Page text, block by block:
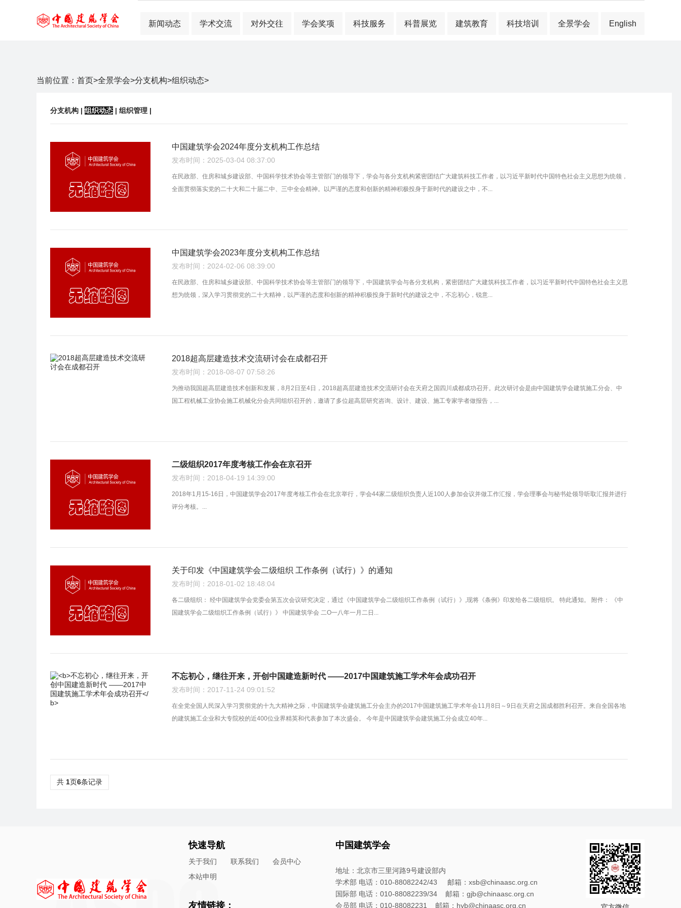
新闻动态 学术交流 对外交往 学会奖项 科技服务 科普展览 建筑教育 科技培训 全景学会 English
当前位置： 首页>全景学会>分支机构>组织动态>
分支机构 | 组织动态 | 组织管理 |
中国建筑学会2024年度分支机构工作总结
发布时间：2025-03-04 08:37:00
在民政部、住房和城乡建设部、中国科学技术协会等主管部门的领导下，学会与各分支机构紧密团结广大建筑科技工作者，以习近平新时代中国特色社会主义思想为统领，
全面贯彻落实党的二十大和二十届二中、三中全会精神。以严谨的态度和创新的精神积极投身于新时代的建设之中，不...
中国建筑学会2023年度分支机构工作总结
发布时间：2024-02-06 08:39:00
在民政部、住房和城乡建设部、中国科学技术协会等主管部门的领导下，中国建筑学会与各分支机构，紧密团结广大建筑科技工作者，以习近平新时代中国特色社会主义思
想为统领，深入学习贯彻党的二十大精神，以严谨的态度和创新的精神积极投身于新时代的建设之中，不忘初心，锐意...
2018超高层建造技术交流研讨会在成都召开
发布时间：2018-08-07 07:58:26
为推动我国超高层建造技术创新和发展，8月2日至4日，2018超高层建造技术交流研讨会在天府之国四川成都成功召开。此次研讨会是由中国建筑学会建筑施工分会、中
国工程机械工业协会施工机械化分会共同组织召开的，邀请了多位超高层研究咨询、设计、建设、施工专家学者做报告，...
二级组织2017年度考核工作会在京召开
发布时间：2018-04-19 14:39:00
2018年1月15-16日，中国建筑学会2017年度考核工作会在北京举行，学会44家二级组织负责人近100人参加会议并做工作汇报，学会理事会与秘书处领导听取汇报并进行
评分考核。...
关于印发《中国建筑学会二级组织 工作条例（试行）》的通知
发布时间：2018-01-02 18:48:04
各二级组织： 经中国建筑学会党委会第五次会议研究决定，通过《中国建筑学会二级组织工作条例（试行）》,现将《条例》印发给各二级组织。 特此通知。 附件： 《中
国建筑学会二级组织工作条例（试行）》 中国建筑学会 二O一八年一月二日...
不忘初心，继往开来，开创中国建造新时代 ——2017中国建筑施工学术年会成功召开
发布时间：2017-11-24 09:01:52
在全党全国人民深入学习贯彻党的十九大精神之际，中国建筑学会建筑施工分会主办的2017中国建筑施工学术年会11月8日～9日在天府之国成都胜利召开。来自全国各地
的建筑施工企业和大专院校的近400位业界精英和代表参加了本次盛会。 今年是中国建筑学会建筑施工分会成立40年...
共 1页6条记录
快速导航
关于我们 联系我们
会员中心
本站申明
友情链接：
中国建筑学会
地址：北京市三里河路9号建设部内
学术部 电话：010-88082242/43 邮箱：xsb@chinaasc.org.cn
国际部 电话：010-88082239/34 邮箱：gjb@chinaasc.org.cn
会员部 电话：010-88082231 邮箱：hyb@chinaasc.org.cn